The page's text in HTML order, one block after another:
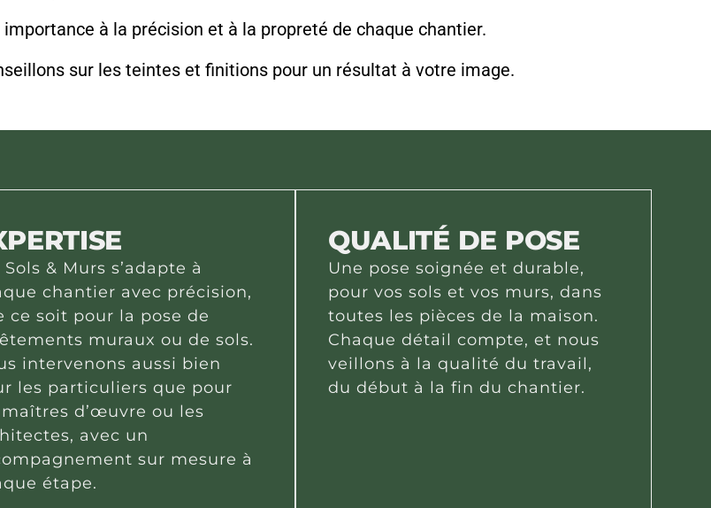
à la précision et à la propreté de chaque chantier.
sur les teintes et finitions pour un résultat à votre image.
Sols & Murs s’adapte à
chantier avec précision,
ce soit pour la pose de
muraux ou de sols.
intervenons aussi bien
les particuliers que pour
d’œuvre ou les
avec un
sur mesure à
étape.
QUALITÉ DE POSE
Une pose soignée et durable,
pour vos sols et vos murs, dans
toutes les pièces de la maison.
Chaque détail compte, et nous
veillons à la qualité du travail,
du début à la fin du chantier.